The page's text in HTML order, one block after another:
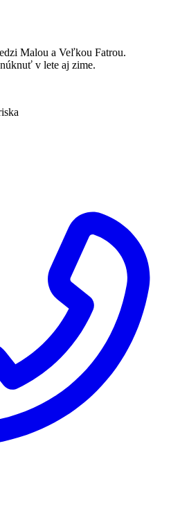
Malou a Veľkou Fatrou.
v lete aj zime.